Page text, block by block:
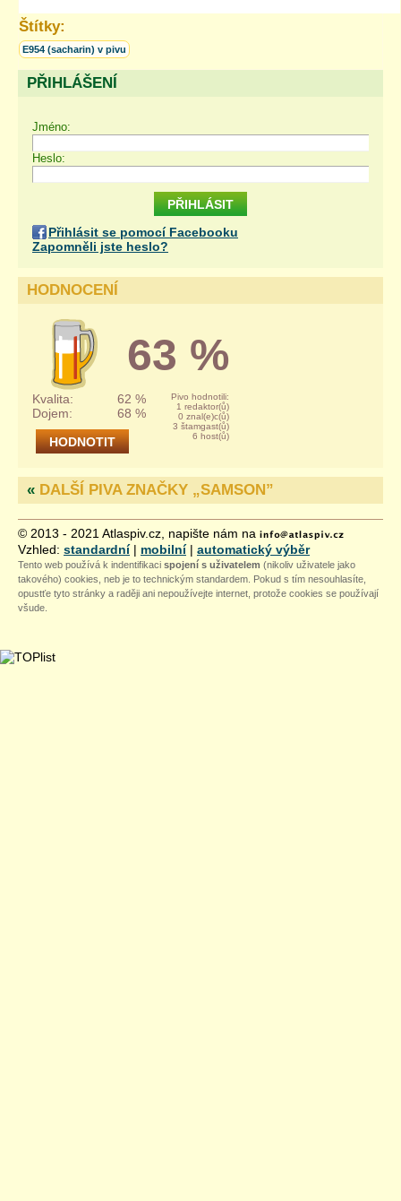
Štítky:
E954 (sacharin) v pivu
PŘIHLÁŠENÍ
Jméno:
Heslo:
Přihlásit se pomocí Facebooku
Zapomněli jste heslo?
HODNOCENÍ
63 %
Kvalita: 62 %
Pivo hodnotili:
1 redaktor(ů)
0 znal(e)c(ů)
3 štamgast(ů)
6 host(ů)
Dojem: 68 %
« DALŠÍ PIVA ZNAČKY „SAMSON”
© 2013 - 2021 Atlaspiv.cz, napište nám na
Vzhled: standardní| mobilní| automatický výběr
Tento web používá k indentifikaci spojení s uživatelem (nikoliv uživatele jako
takového) cookies, neb je to technickým standardem. Pokud s tím nesouhlasíte,
opustťe tyto stránky a raději ani nepoužívejte internet, protože cookies se používají
všude.